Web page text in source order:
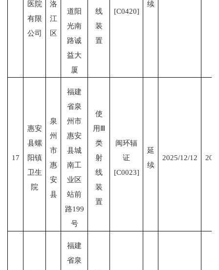
医院
有限
公司
洛
江
区
道阳
光南
路诚
益大
厦
线
装
置
[C0420]
续
17
惠安
县螺
阳镇
卫生
院
泉
州
市
惠
安
县
福建
省泉
州市
惠安
县城
南工
业区
站前
路199
号
使
用Ⅲ
类
射
线
装
置
闽环辐
证
[C0023]
延
续
2025/12/12
福建
省泉